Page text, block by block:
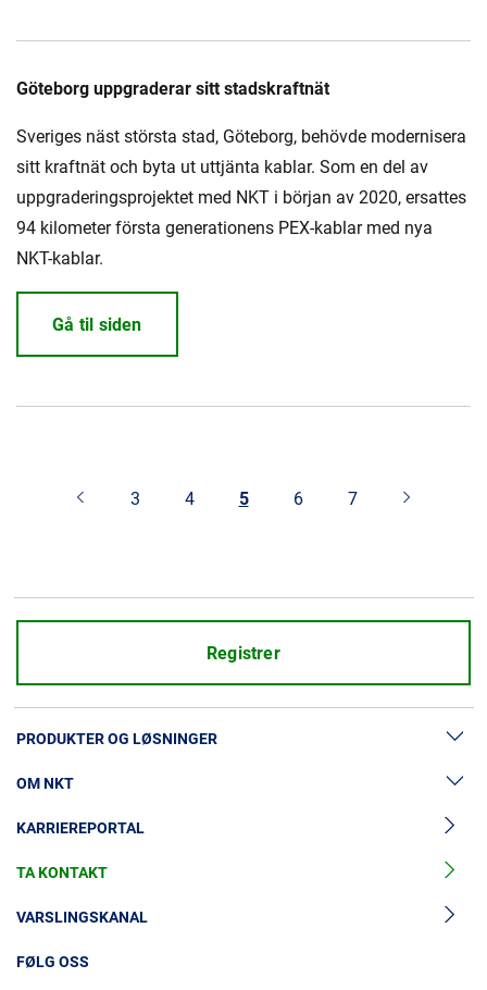
Göteborg uppgraderar sitt stadskraftnät
Sveriges näst största stad, Göteborg, behövde modernisera
sitt kraftnät och byta ut uttjänta kablar. Som en del av
uppgraderingsprojektet med NKT i början av 2020, ersattes
94 kilometer första generationens PEX-kablar med nya
NKT-kablar.
Gå til siden
3 4 5 6 7
Registrer
PRODUKTER OG LØSNINGER
Lavspenningskabler
Mellomspenningskabler
Mellomspenningskabeltilbehør
Høyspenningskabelløsninger
OM NKT
Nyheter og presse
Vår historie
Investorer
Bærekraft
KARRIEREPORTAL
TA KONTAKT
VARSLINGSKANAL
FØLG OSS